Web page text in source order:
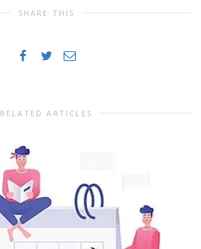
SHARE THIS
RELATED ARTICLES